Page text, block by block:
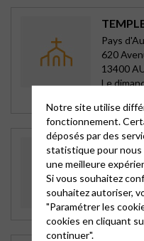
Pays
620
13400
Le
TERRE
Vitrolles-
68
13015
Le
Notre site utilise
fonctionnement.
déposés par des
statistique pour
une meilleure
Si vous souhaitez
souhaitez autoriser,
"Paramétrer les
cookies en cliquant
continuer".